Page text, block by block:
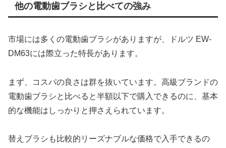
他の電動歯ブラシと比べての強み
市場には多くの電動歯ブラシがありますが、ドルツ EW-
DM63には際立った特長があります。
まず、コスパの良さは群を抜いています。高級ブランドの
電動歯ブラシと比べると半額以下で購入できるのに、基本
的な機能はしっかりと押さえられています。
替えブラシも比較的リーズナブルな価格で入手できるの